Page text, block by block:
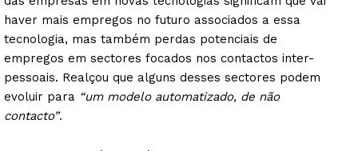
haver mais empregos no futuro associados a essa
tecnologia, mas também perdas potenciais de
empregos em sectores focados nos contactos inter-
pessoais. Realçou que alguns desses sectores podem
evoluir para “um modelo automatizado, de não
contacto”.